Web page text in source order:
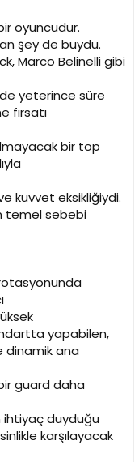
oyuncudur.
şey de buydu.
Marco Belinelli gibi
yeterince süre
fırsatı
bir top
kuvvet eksikliğiydi.
temel sebebi
yapabilen,
dinamik ana
guard daha
ihtiyaç duyduğu
karşılayacak